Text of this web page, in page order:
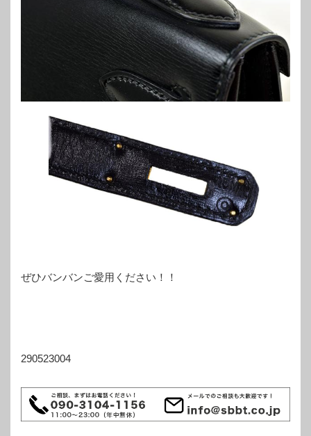
ぜひバンバンご愛用ください！！
290523004